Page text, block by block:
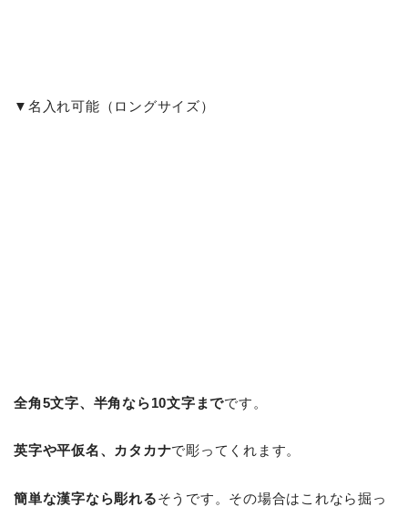
▼名入れ可能（ロングサイズ）
全角5文字、半角なら10文字までです。
英字や平仮名、カタカナで彫ってくれます。
簡単な漢字なら彫れるそうです。その場合はこれなら掘っ